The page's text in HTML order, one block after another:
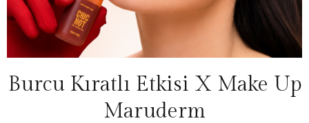
Burcu Kıratlı Etkisi X Make Up
Maruderm